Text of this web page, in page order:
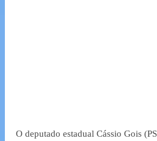
O deputado estadual Cássio Gois